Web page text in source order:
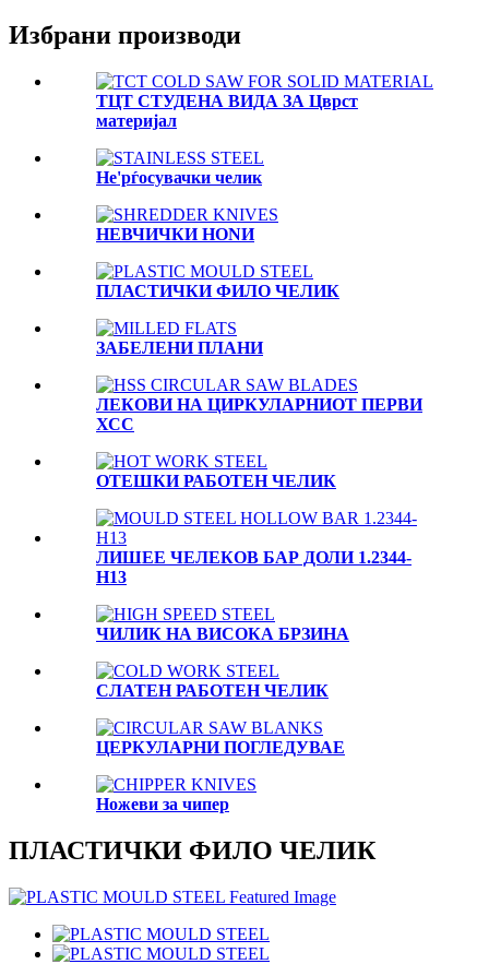
Избрани производи
ТЦТ СТУДЕНА ВИДА ЗА Цврст
материјал
Не'рѓосувачки челик
НЕВЧИЧКИ НОNИ
ПЛАСТИЧКИ ФИЛО ЧЕЛИК
ЗАБЕЛЕНИ ПЛАНИ
ЛЕКОВИ НА ЦИРКУЛАРНИОТ ПЕРВИ
ХСС
OTЕШКИ РАБОТЕН ЧЕЛИК
ЛИШЕЕ ЧЕЛЕКОВ БАР ДОЛИ 1.2344-
H13
ЧИЛИК НА ВИСОКА БРЗИНА
СЛАТЕН РАБОТЕН ЧЕЛИК
ЦЕРКУЛАРНИ ПОГЛЕДУВАЕ
Ножеви за чипер
ПЛАСТИЧКИ ФИЛО ЧЕЛИК